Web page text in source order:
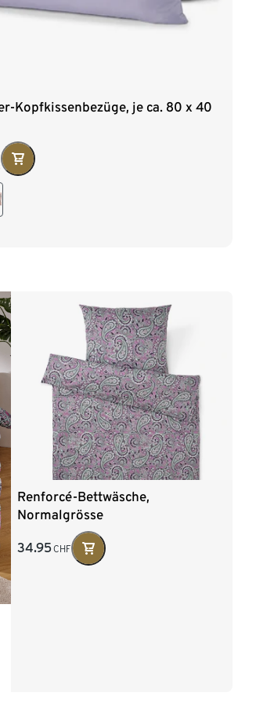
Kopfkissenbezüge, je ca. 80 x 40
Renforcé-Bettwäsche,
Normalgrösse
34.95CHF